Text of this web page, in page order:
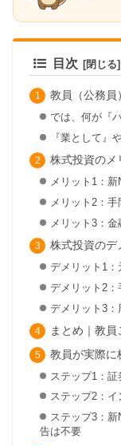
目次
教員（公務員
では、何が『
『業として』
株式投資のメ
メリット1：
メリット2：
メリット3：
株式投資のデ
デメリット1：
デメリット2：
デメリット3：
まとめ｜教員
教員が実際に
ステップ1：
ステップ2：
ステップ3：
告は不要